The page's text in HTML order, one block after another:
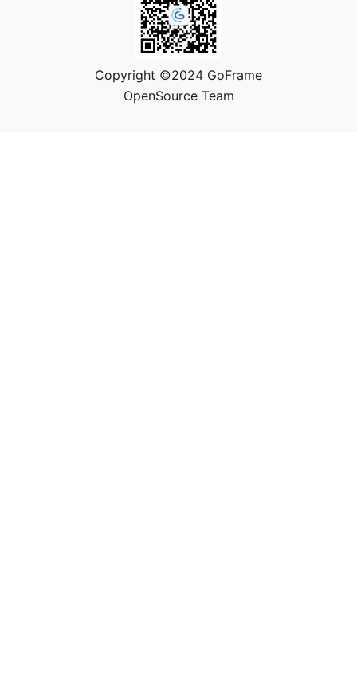
Copyright ©2024 GoFrame
OpenSource Team